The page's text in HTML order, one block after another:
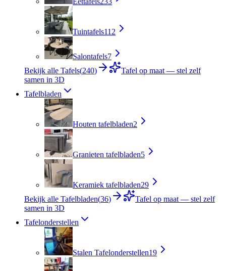
Tuintafels112
Salontafels7
Bekijk alle Tafels(240)
Tafel op maat — stel zelf
samen in 3D
Tafelbladen
Houten tafelbladen2
Granieten tafelbladen5
Keramiek tafelbladen29
Bekijk alle Tafelbladen(36)
Tafel op maat — stel zelf
samen in 3D
Tafelonderstellen
Stalen Tafelonderstellen19